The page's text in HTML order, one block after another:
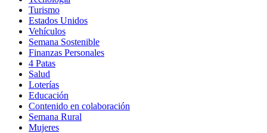
Turismo
Estados Unidos
Vehículos
Semana Sostenible
Finanzas Personales
4 Patas
Salud
Loterías
Educación
Contenido en colaboración
Semana Rural
Mujeres